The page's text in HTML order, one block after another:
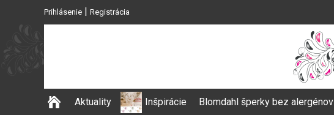
Prihlásenie | Registrácia
Aktuality Inšpirácie Blomdahl šperky bez alergénov